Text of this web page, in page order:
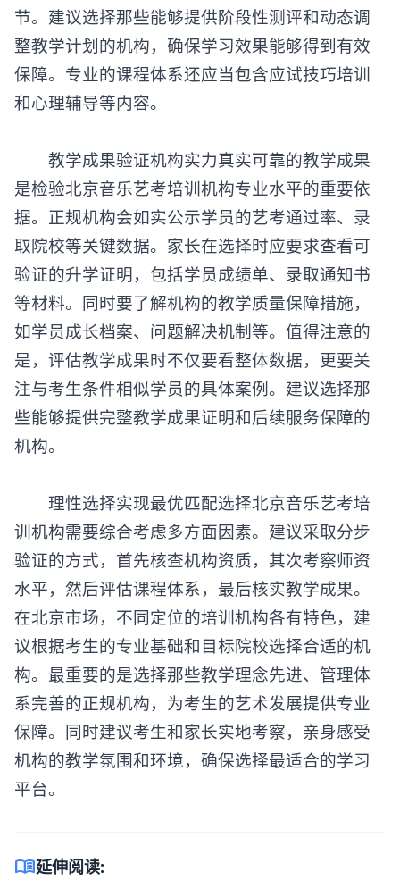
节。建议选择那些能够提供阶段性测评和动态调
整教学计划的机构，确保学习效果能够得到有效
保障。专业的课程体系还应当包含应试技巧培训
和心理辅导等内容。
​​教学成果验证机构实力​​真实可靠的教学成果
是检验北京音乐艺考培训机构专业水平的重要依
据。正规机构会如实公示学员的艺考通过率、录
取院校等关键数据。家长在选择时应要求查看可
验证的升学证明，包括学员成绩单、录取通知书
等材料。同时要了解机构的教学质量保障措施，
如学员成长档案、问题解决机制等。值得注意的
是，评估教学成果时不仅要看整体数据，更要关
注与考生条件相似学员的具体案例。建议选择那
些能够提供完整教学成果证明和后续服务保障的
机构。
​​理性选择实现最优匹配​​选择北京音乐艺考培
训机构需要综合考虑多方面因素。建议采取分步
验证的方式，首先核查机构资质，其次考察师资
水平，然后评估课程体系，最后核实教学成果。
在北京市场，不同定位的培训机构各有特色，建
议根据考生的专业基础和目标院校选择合适的机
构。最重要的是选择那些教学理念先进、管理体
系完善的正规机构，为考生的艺术发展提供专业
保障。同时建议考生和家长实地考察，亲身感受
机构的教学氛围和环境，确保选择最适合的学习
平台。
menu_book延伸阅读: